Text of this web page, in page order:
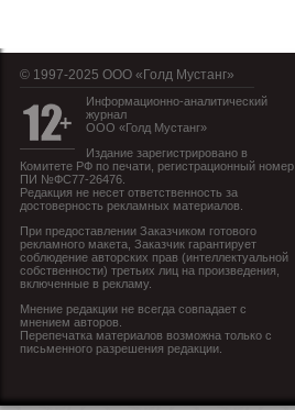
© 1997-2025 OOO «Голд Мустанг»
Информационно-аналитический
журнал
ООО «Голд Мустанг»
Издание зарегистрировано в
Комитете РФ по печати, регистрационный номер
ПИ №ФС77-26476.
Редакция не несет ответственность за
достоверность рекламных материалов.
При предоставлении Заказчиком готового
рекламного макета, Заказчик гарантирует
соблюдение авторских прав (интеллектуальной
собственности) третьих лиц на произведения,
включенные в рекламу.
Мнение редакции не всегда совпадает с
мнением авторов.
Перепечатка материалов возможна только с
письменного разрешения редакции.